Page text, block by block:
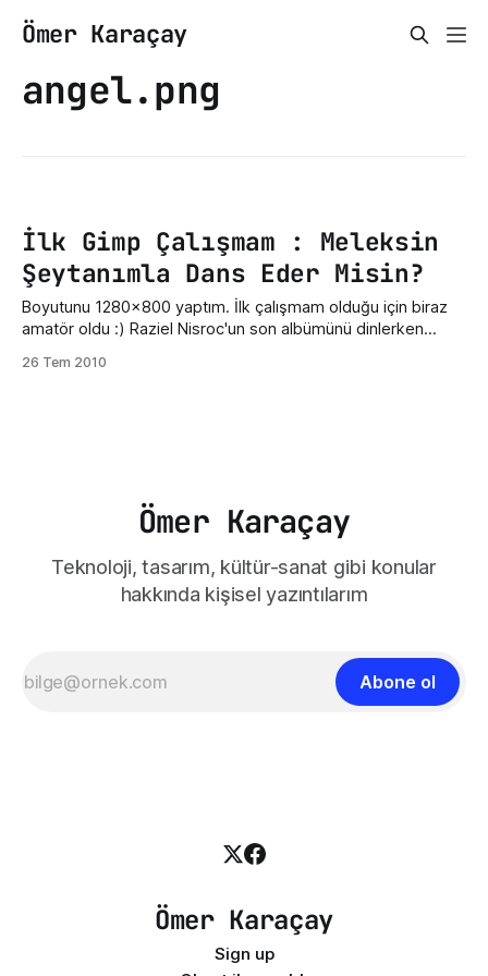
Ömer Karaçay
angel.png
İlk Gimp Çalışmam : Meleksin
Şeytanımla Dans Eder Misin?
Boyutunu 1280x800 yaptım. İlk çalışmam olduğu için biraz
amatör oldu :) Raziel Nisroc'un son albümünü dinlerken
boyutunu görebilirsiniz. Gerçek boyutu için sağ tıklayıp
26 Tem 2010
Ömer Karaçay
Teknoloji, tasarım, kültür-sanat gibi konular
hakkında kişisel yazıntılarım
Abone ol
Ömer Karaçay
Sign up